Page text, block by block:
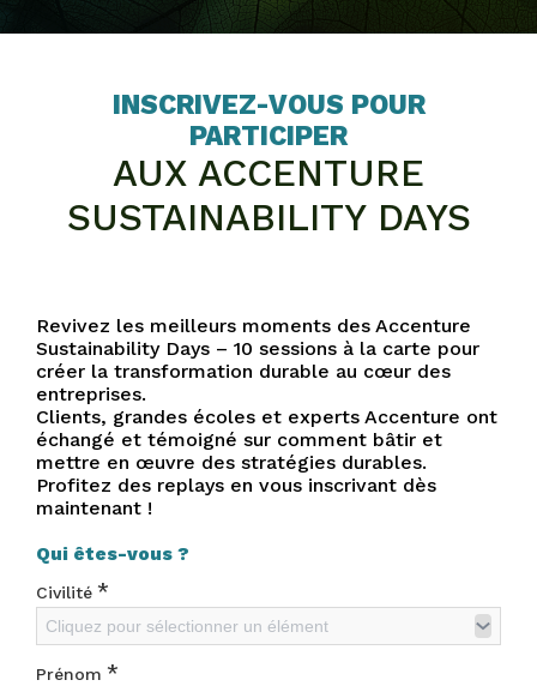
INSCRIVEZ-VOUS POUR
PARTICIPER
AUX ACCENTURE
SUSTAINABILITY DAYS
Revivez les meilleurs moments des Accenture
Sustainability Days – 10 sessions à la carte pour
créer la transformation durable au cœur des
entreprises.
Clients, grandes écoles et experts Accenture ont
échangé et témoigné sur comment bâtir et
mettre en œuvre des stratégies durables.
Profitez des replays en vous inscrivant dès
maintenant !
Qui êtes-vous ?
Civilité *
Cliquez pour sélectionner un élément
Prénom *